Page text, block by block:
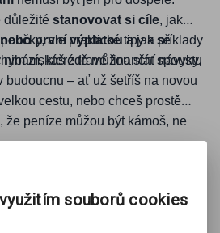
důležité stanovovat si cíle, jak
první výplatoua jak se
které tě můžou stát spoustu
ale praktické tipy a příklady
získáš zdravé finanční návyky,
budoucnu – ať už šetříš na novou
cestu, nebo chceš prostě
že peníze můžou být kámoš, ne
souborů cookies